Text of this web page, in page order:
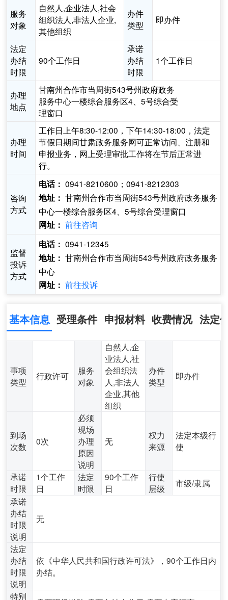
服务
对象
自然人,企业法人,社会
组织法人,非法人企业,
其他组织
办件
类型
即办件
法定
办结
时限
90个工作日
承诺
办结
时限
1个工作日
办理
地点
甘南州合作市当周街543号州政府政务
服务中心一楼综合服务区4、5号综合受
理窗口
办理
时间
工作日上午8:30-12:00，下午14:30-18:00，法定
节假日期间甘肃政务服务网可正常访问、注册和
申报业务，网上受理审批工作将在节后正常进
行。
咨询
方式
电话： 0941-8210600；0941-8212303
地址： 甘南州合作市当周街543号州政府政务服务
中心一楼综合服务区4、5号综合受理窗口
网址： 前往咨询
监督
投诉
方式
电话： 0941-12345
地址： 甘南州合作市当周街543号州政府政务服务
中心
网址： 前往投诉
基本信息 受理条件 申报材料 收费情况 法定
事项
类型
行政许可
服务
对象
自然人,企
业法人,社
会组织法
人,非法人
企业,其他
组织
办件
类型
即办件
到场
次数
0次
必须
现场
办理
原因
说明
无
权力
来源
法定本级行
使
承诺
时限
1个工作
日
法定
时限
90个工作
日
行使
层级
市级/隶属
承诺
办结
时限
说明
无
法定
办结
时限
说明
依《中华人民共和国行政许可法》，90个工作日内
办结。
特别